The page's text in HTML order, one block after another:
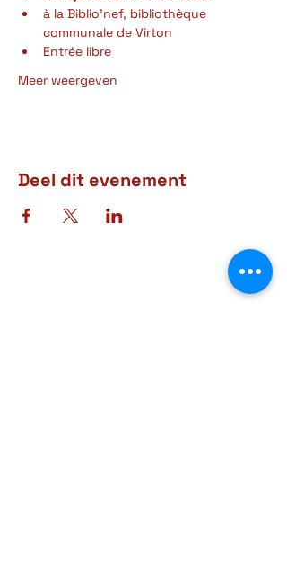
à la Biblio'nef, bibliothèque
communale de Virton
Entrée libre
Meer weergeven
Deel dit evenement